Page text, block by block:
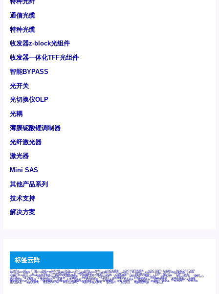
通信光缆
特种光缆
收发器z-block光组件
收发器一体化TFF光组件
智能BYPASS
光开关
光切换仪OLP
光耦
薄膜铌酸锂调制器
光纤激光器
激光器
Mini SAS
其他产品系列
技术支持
解决方案
标签云阵
6Tx6Rx 8T 8T8R 24R 24T24R 24Tx 25G 48Rx 48Tx 100G光模块 400G OSFP光模块 400G QSFP112 DR4 800G DR8 OSFP
800G OSFP光模块 AD7606国产替代 AFBR-57B4APZ AFBR-1528CZ AFBR-2528CZ AOC Bypass Camera Link CWDM波分复用器 DAS
DC~4M DSS DTS DVS GYMB光纤连接器 GYM光纤连接器 HFBR-1531Z HFBR-2531Z HFBR-4501Z HFBR-4503Z HFBR-4511Z
HFBR-4513Z J599A6光纤连接器 J599A8光电连接器 J599MT光纤连接器 J599Ⅰ光电连接器 LC超短型光模块 LGA Mini SAS MT POB QSFP
QSFP+ QSFP28 QSFP28 100G光模块 QSFP28笼座 QSFP 40G QSFP笼座 RP连接器 SFF-8431 SFF-8436 SFF-8472 SFF-8654 4i SFP 10G
SFP MSA SFP笼座 Z-BLOCK 万兆交换机 交换机 光切换仪OLP 光开关 光模块笼子座子 光电探测器 光电编码器模块 光电连接器 光端机
光纤激光器 光纤跳线 光纤连接器 光耦 全国产交换机 军品级光耦 千兆交换机 国产化光模块 射频光模块 微型光模块 微型可插拔BGA光模块
微型波分复用器 探测器 收发模块光学引擎组件 机架式光纤收发器 模拟光发射模块 模拟光器件 波分复用器 测试版 激光器 特种光纤 特种光缆
百兆交换机 相机光模块 紧凑型DWDM 网管型交换机 表贴式单路光模块 通信光纤 通信光缆 铌酸锂调制器 高速线缆